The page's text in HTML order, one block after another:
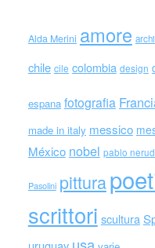
Alda Merini amore
chile cile colombia design
espana fotografia
made in italy messico
México nobel pablo
Pasolini pittura
scrittori scultura